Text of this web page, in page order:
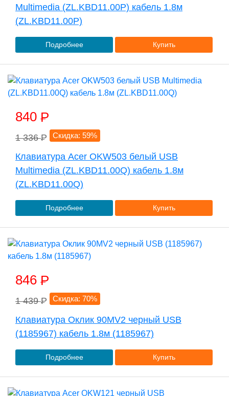
Multimedia (ZL.KBD11.00P) кабель 1.8м
(ZL.KBD11.00P)
Подробнее Купить
840 P
1 336P Скидка: 59%
Клавиатура Acer OKW503 белый USB
Multimedia (ZL.KBD11.00Q) кабель 1.8м
(ZL.KBD11.00Q)
Подробнее Купить
846 P
1 439P Скидка: 70%
Клавиатура Оклик 90MV2 черный USB
(1185967) кабель 1.8м (1185967)
Подробнее Купить